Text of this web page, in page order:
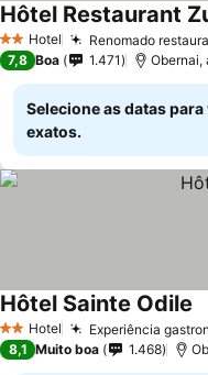
2 Estrelas
Hotel Renomado
Hôtel Restaurant
7,8 Boa 1.471 Obernai,
Selecione as datas
exatos.
2 Estrelas
Hotel Experiência
Hôtel Sainte Odile
8,1 Muito boa 1.468